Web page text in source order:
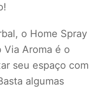
o Home Spray
Via Aroma é o
seu espaço com
algumas